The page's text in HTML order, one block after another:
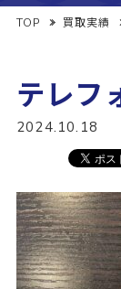
TOP 買取実績
テレフ
2024.10.18